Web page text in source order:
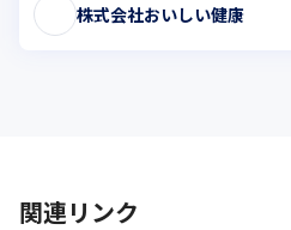
株式会社おいしい健康
関連リンク